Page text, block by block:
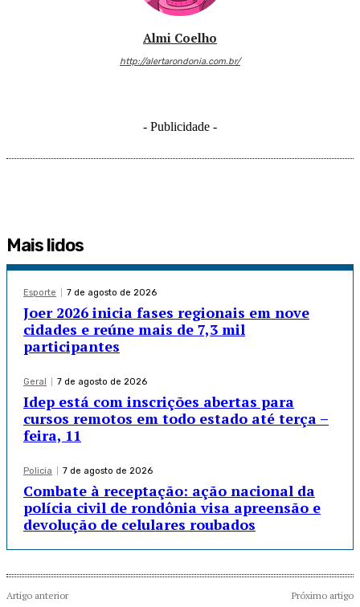
Almi Coelho
http://alertarondonia.com.br/
- Publicidade -
Mais lidos
Esporte 7 de agosto de 2026
Joer 2026 inicia fases regionais em nove
cidades e reúne mais de 7,3 mil
participantes
Geral 7 de agosto de 2026
Idep está com inscrições abertas para
cursos remotos em todo estado até terça –
feira, 11
Policia 7 de agosto de 2026
Combate à receptação: ação nacional da
polícia civil de rondônia visa apreensão e
devolução de celulares roubados
Artigo anterior Próximo artigo